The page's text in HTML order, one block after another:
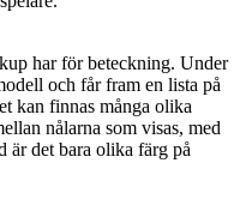
har för beteckning. Under
och får fram en lista på
kan finnas många olika
nålarna som visas, med
är det bara olika färg på